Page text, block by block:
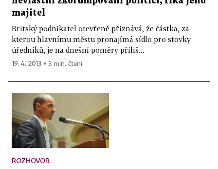
majitel
Britský podnikatel otevřeně přiznává, že částka, za
kterou hlavnímu městu pronajímá sídlo pro stovky
úředníků, je na dnešní poměry příliš...
19. 4. 2013 ▪ 5 min. čtení
ROZHOVOR